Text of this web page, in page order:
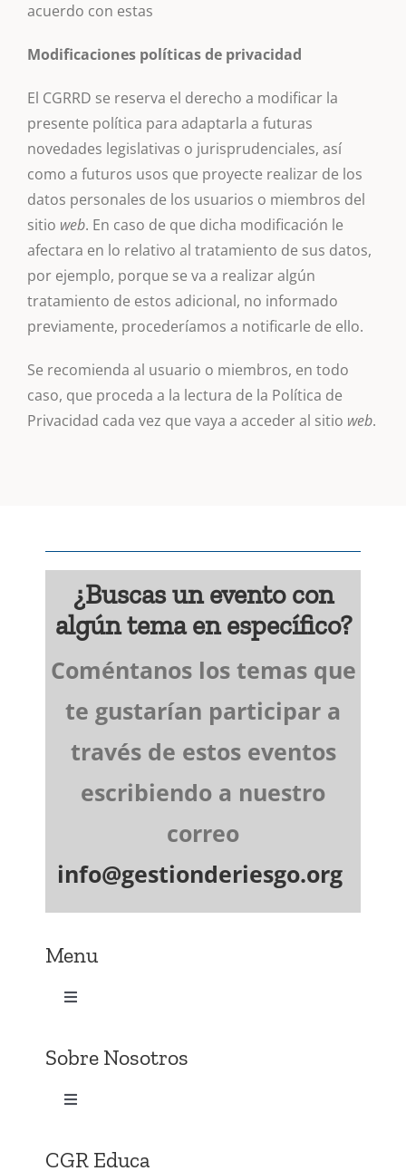
acuerdo con estas
Modificaciones políticas de privacidad
El CGRRD se reserva el derecho a modificar la
presente política para adaptarla a futuras
novedades legislativas o jurisprudenciales, así
como a futuros usos que proyecte realizar de los
datos personales de los usuarios o miembros del
sitio web. En caso de que dicha modificación le
afectara en lo relativo al tratamiento de sus datos,
por ejemplo, porque se va a realizar algún
tratamiento de estos adicional, no informado
previamente, procederíamos a notificarle de ello.
Se recomienda al usuario o miembros, en todo
caso, que proceda a la lectura de la Política de
Privacidad cada vez que vaya a acceder al sitio web.
¿Buscas un evento con
algún tema en específico?
Coméntanos los temas que
te gustarían participar a
través de estos eventos
escribiendo a nuestro
correo
info@gestionderiesgo.org
Menu
Toggle
Membresia
Capacitacion
Sobre Nosotros
Toggle
Quienes somos
CGR Educa